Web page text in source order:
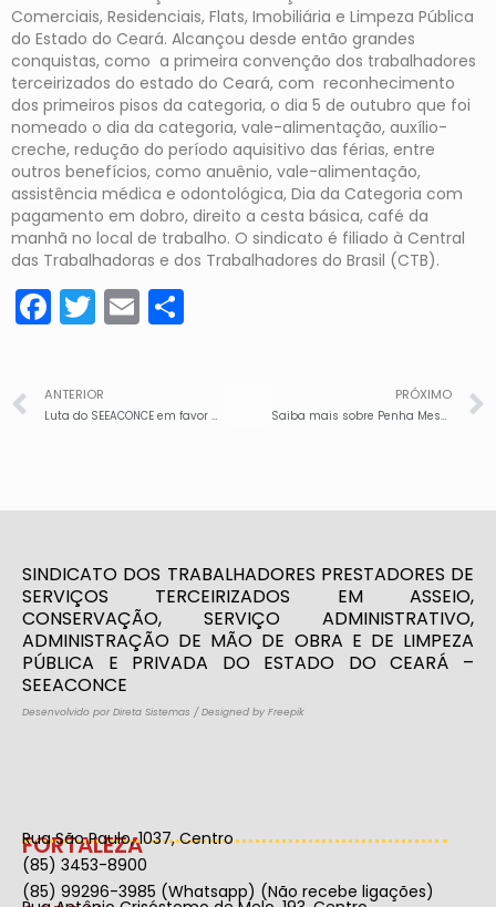
Comerciais, Residenciais, Flats, Imobiliária e Limpeza Pública
do Estado do Ceará. Alcançou desde então grandes
conquistas, como a primeira convenção dos trabalhadores
terceirizados do estado do Ceará, com reconhecimento
dos primeiros pisos da categoria, o dia 5 de outubro que foi
nomeado o dia da categoria, vale-alimentação, auxílio-
creche, redução do período aquisitivo das férias, entre
outros benefícios, como anuênio, vale-alimentação,
assistência médica e odontológica, Dia da Categoria com
pagamento em dobro, direito a cesta básica, café da
manhã no local de trabalho. O sindicato é filiado à Central
das Trabalhadoras e dos Trabalhadores do Brasil (CTB).
Facebook
Twitter
Email
ANTERIOR
Luta do SEEACONCE em favor dos terceirizados da empresa Ágape é destaque no jornal O Povo. Confira matéria sobre os colegas lotados em serviços de portaria e recepção na UFC
PRÓXIMO
Saiba mais sobre Penha Mesquita, nova presidente do SEEACONCE
SINDICATO DOS TRABALHADORES PRESTADORES DE
SERVIÇOS TERCEIRIZADOS EM ASSEIO,
CONSERVAÇÃO, SERVIÇO ADMINISTRATIVO,
ADMINISTRAÇÃO DE MÃO DE OBRA E DE LIMPEZA
PÚBLICA E PRIVADA DO ESTADO DO CEARÁ –
SEEACONCE
Desenvolvido por Direta Sistemas / Designed by Freepik
FORTALEZA
Rua São Paulo, 1037, Centro
(85) 3453-8900
(85) 99296-3985 (Whatsapp) (Não recebe ligações)